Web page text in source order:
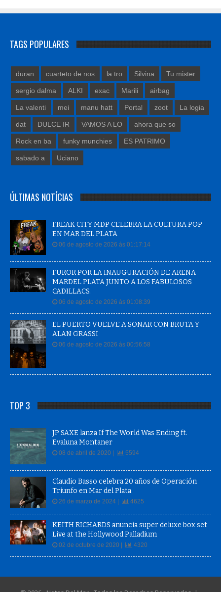
TAGS POPULARES
duran cuarteto de nos la tro Silvina Tu mister
sergio dalma ALKI exac Marili airbag
La valenti mei manu hatt Portal zoot La logia
dat DULCE IR VAMOS A LO ahora que so
Rock en ba funky munchies ES PATRIMO
sabado a Uciano
ÚLTIMAS NOTÍCIAS
FREAK CITY MDP CELEBRA LA CULTURA POP
EN MAR DEL PLATA
06 de agosto de 2026 às 01:17:14
FUROR POR LA INAUGURACIÓN DE ARENA
MARDEL PLATA JUNTO A LOS FABULOSOS
CADILLACS.
06 de agosto de 2026 às 01:08:39
EL PUERTO VUELVE A SONAR CON BRUTA Y
ALAN GRASSI
06 de agosto de 2026 às 00:56:58
TOP 3
JP SAXE lanza If The World Was Ending ft.
Evaluna Montaner
08 de abril de 2020 | 5594
Claudio Basso celebra 20 años de Operación
Triunfo en Mar del Plata
26 de marzo de 2024 | 4625
KEITH RICHARDS anuncia super deluxe box set
Live at the Hollywood Palladium
02 de octubre de 2020 | 4320